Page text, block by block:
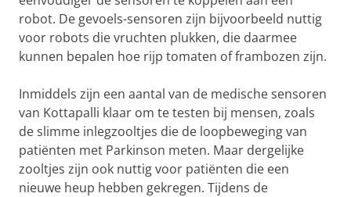
robot. De gevoels-sensoren zijn bijvoorbeeld nuttig
voor robots die vruchten plukken, die daarmee
kunnen bepalen hoe rijp tomaten of frambozen zijn.
Inmiddels zijn een aantal van de medische sensoren
van Kottapalli klaar om te testen bij mensen, zoals
de slimme inlegzooltjes die de loopbeweging van
patiënten met Parkinson meten. Maar dergelijke
zooltjes zijn ook nuttig voor patiënten die een
nieuwe heup hebben gekregen. Tijdens de